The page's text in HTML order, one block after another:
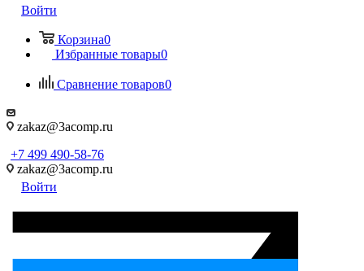
Войти
Корзина0
Избранные товары0
Сравнение товаров0
zakaz@3acomp.ru
+7 499 490-58-76
zakaz@3acomp.ru
Войти